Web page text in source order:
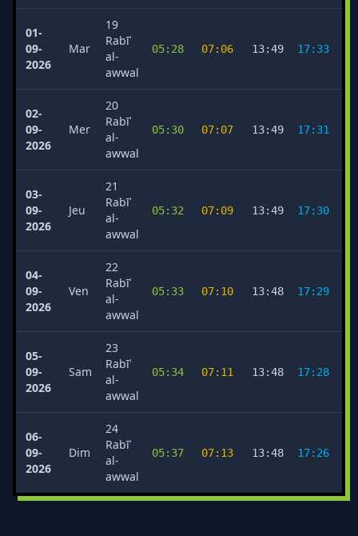
01-
09-
2026
Mar
19
Rabīʿ
al-
awwal
05:28 07:06 13:49 17:33
02-
09-
2026
Mer
20
Rabīʿ
al-
awwal
05:30 07:07 13:49 17:31
03-
09-
2026
Jeu
21
Rabīʿ
al-
awwal
05:32 07:09 13:49 17:30
04-
09-
2026
Ven
22
Rabīʿ
al-
awwal
05:33 07:10 13:48 17:29
05-
09-
2026
Sam
23
Rabīʿ
al-
awwal
05:34 07:11 13:48 17:28
06-
09-
2026
Dim
24
Rabīʿ
al-
awwal
05:37 07:13 13:48 17:26